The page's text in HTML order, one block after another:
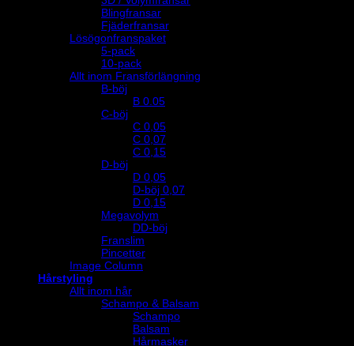
Blingfransar
Fjäderfransar
Lösögonfranspaket
5-pack
10-pack
Allt inom Fransförlängning
B-böj
B 0.05
C-böj
C 0,05
C 0,07
C 0,15
D-böj
D 0,05
D-böj 0,07
D 0,15
Megavolym
DD-böj
Franslim
Pincetter
Image Column
Hårstyling
Allt inom hår
Schampo & Balsam
Schampo
Balsam
Hårmasker